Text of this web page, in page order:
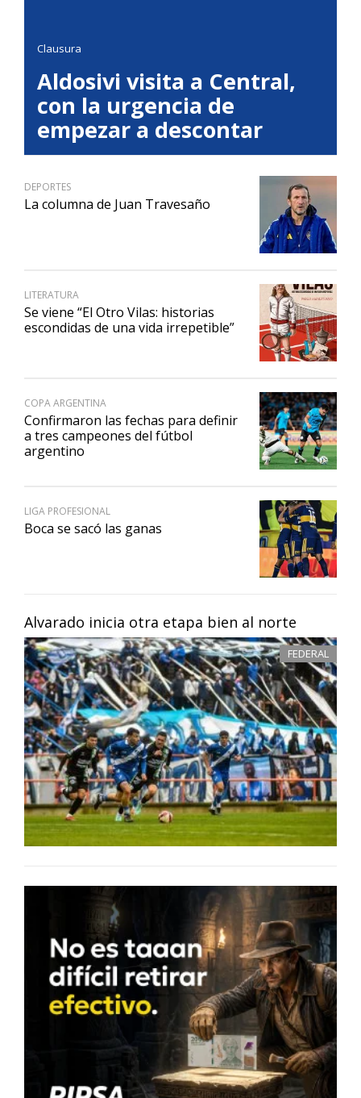
Alvarado inicia otra etapa bien al norte
FEDERAL
Clausura
Aldosivi visita a Central,
con la urgencia de
empezar a descontar
DEPORTES
La columna de Juan Travesaño
LITERATURA
Se viene “El Otro Vilas: historias
escondidas de una vida irrepetible”
COPA ARGENTINA
Confirmaron las fechas para definir
a tres campeones del fútbol
argentino
LIGA PROFESIONAL
Boca se sacó las ganas